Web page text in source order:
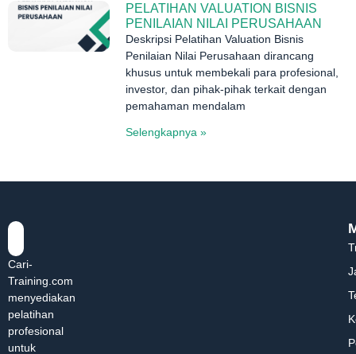
PELATIHAN VALUATION BISNIS
PENILAIAN NILAI PERUSAHAAN
Deskripsi Pelatihan Valuation Bisnis
Penilaian Nilai Perusahaan dirancang
khusus untuk membekali para profesional,
investor, dan pihak-pihak terkait dengan
pemahaman mendalam
Selengkapnya »
Cari-
Training.com
menyediakan
pelatihan
profesional
untuk